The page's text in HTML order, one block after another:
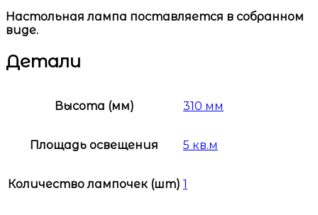
Настольная лампа поставляется в собранном
виде.
Детали
Высота (мм) 310 мм
Площадь освещения 5 кв.м
Количество лампочек (шт) 1